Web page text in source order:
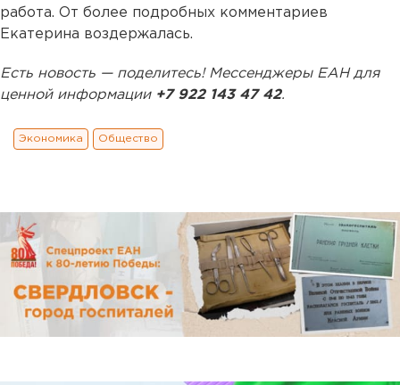
работа. От более подробных комментариев
Екатерина воздержалась.
Есть новость — поделитесь! Мессенджеры ЕАН для
ценной информации +7 922 143 47 42.
Экономика Общество